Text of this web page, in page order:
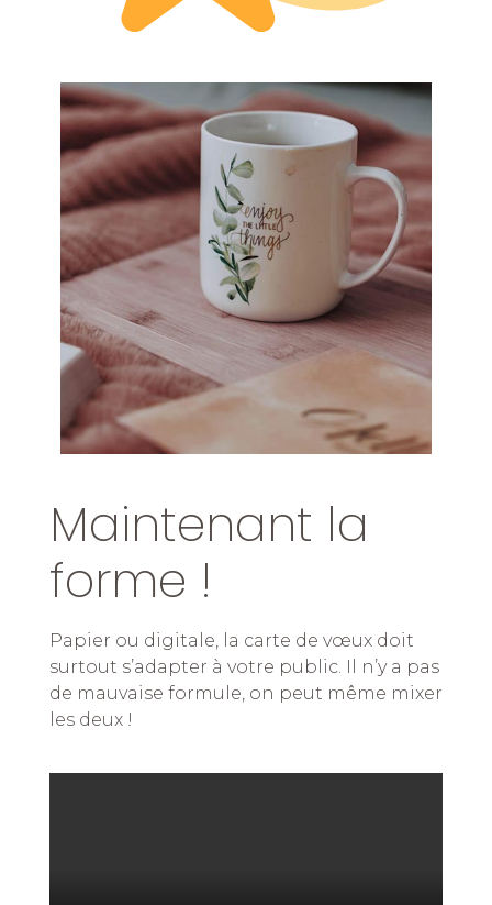
Maintenant la
forme !
Papier ou digitale, la carte de vœux doit
surtout s’adapter à votre public. Il n’y a pas
de mauvaise formule, on peut même mixer
les deux !